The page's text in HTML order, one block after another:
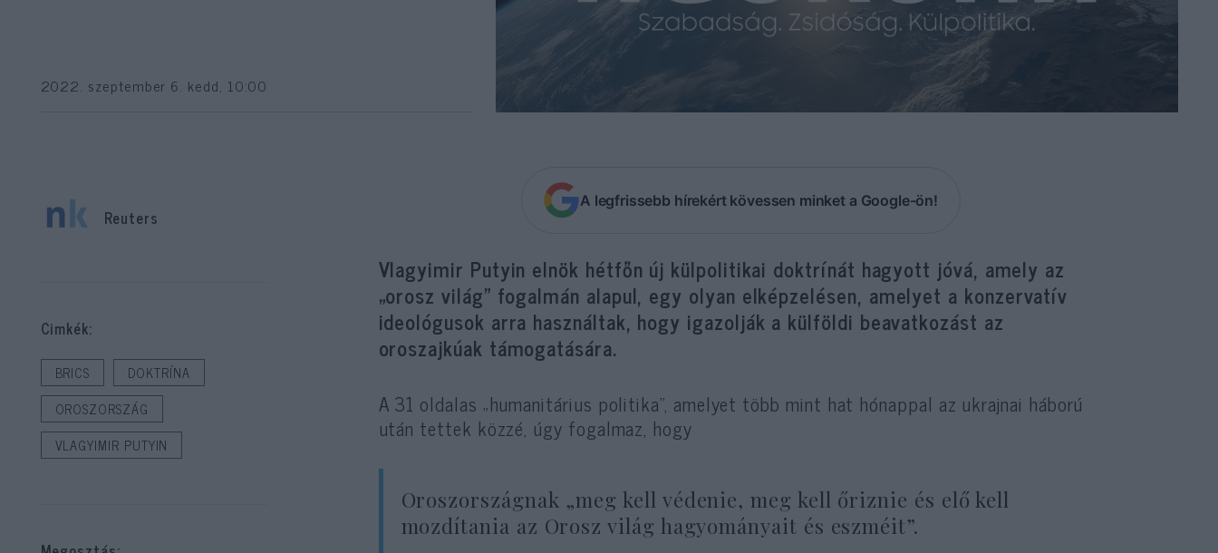
2022. szeptember 6. kedd, 10:00
A legfrissebb hírekért kövessen minket a Google-ön!
Vlagyimir Putyin elnök hétfőn új külpolitikai doktrínát hagyott jóvá, amely az
„orosz világ” fogalmán alapul, egy olyan elképzelésen, amelyet a konzervatív
ideológusok arra használtak, hogy igazolják a külföldi beavatkozást az
oroszajkúak támogatására.
A 31 oldalas „humanitárius politika”, amelyet több mint hat hónappal az ukrajnai háború
után tettek közzé, úgy fogalmaz, hogy
Oroszországnak „meg kell védenie, meg kell őriznie és elő kell
mozdítania az Orosz világ hagyományait és eszméit”.
Reuters
Cimkék:
BRICS
DOKTRÍNA
OROSZORSZÁG
VLAGYIMIR PUTYIN